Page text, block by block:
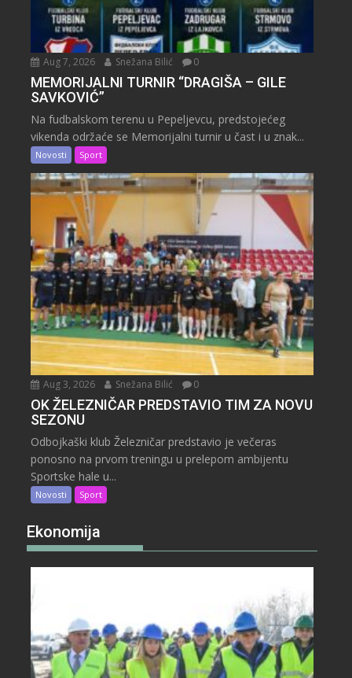
Aug 7, 2026 Snežana Bilić 0
MEMORIJALNI TURNIR “DRAGIŠA – GILE
SAVKOVIĆ”
Na fudbalskom terenu u Pepeljevcu, predstojećeg
vikenda održaće se Memorijalni turnir u čast i u znak...
Novosti Sport
Aug 3, 2026 Snežana Bilić 0
OK ŽELEZNIČAR PREDSTAVIO TIM ZA NOVU
SEZONU
Odbojkaški klub Železničar predstavio je večeras
ponosno na prvom treningu u prelepom ambijentu
Sportske hale u...
Novosti Sport
Ekonomija